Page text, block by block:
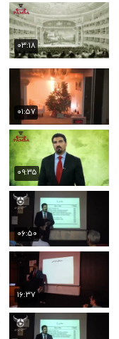
۰۳:۱۸
۰۱:۵۷
۰۹:۳۵
۰۶:۵۰
۱۶:۳۷